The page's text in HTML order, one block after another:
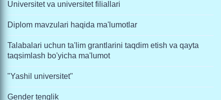
Universitet va universitet filiallari
Diplom mavzulari haqida ma'lumotlar
Talabalari uchun ta'lim grantlarini taqdim etish va qayta
taqsimlash bo'yicha ma'lumot
"Yashil universitet"
Gender tenglik